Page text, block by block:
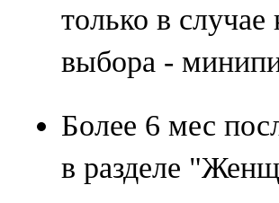
только в
выбора -
Более 6 мес
в разделе